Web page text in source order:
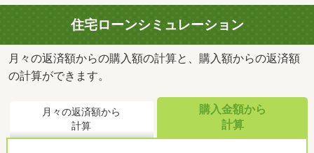
住宅ローンシミュレーション
月々の返済額からの購入額の計算と、購入額からの返済額
の計算ができます。
月々の返済額から
計算
購入金額から
計算